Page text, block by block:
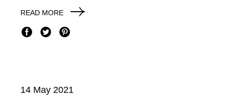
READ MORE
14 May 2021